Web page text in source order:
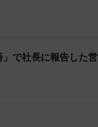
で社長に報告した営